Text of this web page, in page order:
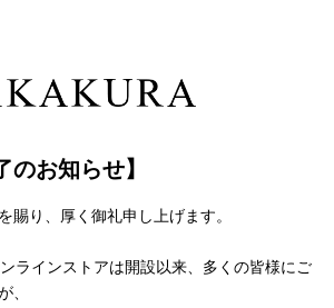
のお知らせ】
賜り、厚く御礼申し上げます。
ラインストアは開設以来、多くの皆様にご
、